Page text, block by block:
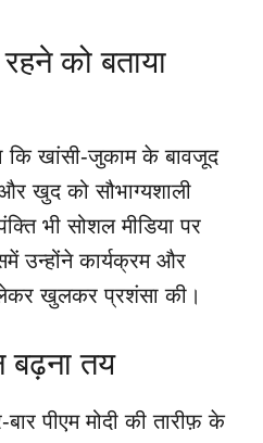
को बताया
कि खांसी-जुकाम के बावजूद
खुद को सौभाग्यशाली
भी सोशल मीडिया पर
उन्होंने कार्यक्रम और
खुलकर प्रशंसा की।
बढ़ना तय
पीएम मोदी की तारीफ़ के